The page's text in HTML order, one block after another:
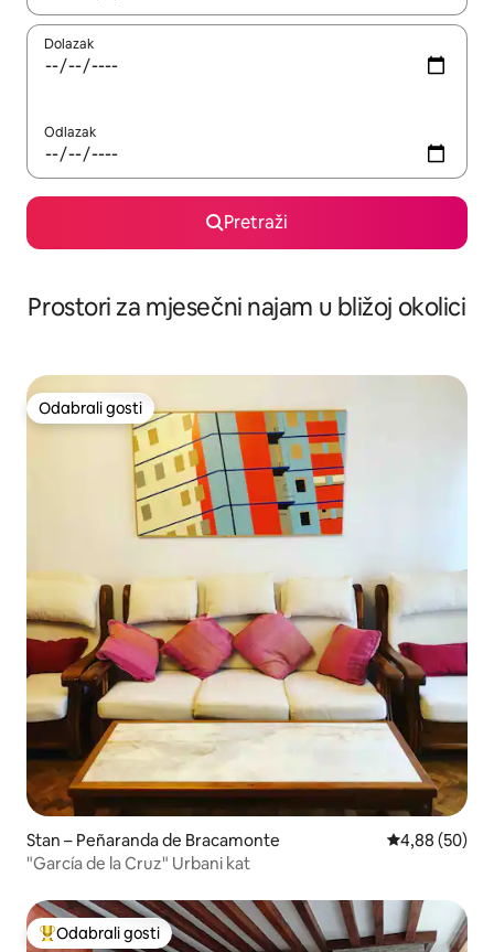
Dolazak
Odlazak
Pretraži
Prostori za mjesečni najam u bližoj okolici
Odabrali gosti
Odabrali gosti
Stan – Peñaranda de Bracamonte Prosječna
4,88 (50)
"García de la Cruz" Urbani kat
Među najviše rangiranima s oznakom „Odabrali gosti”
Odabrali gosti